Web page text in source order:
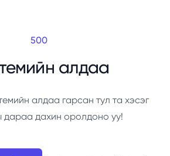
500
алдаа
алдаа гарсан тул та хэсэг
дараа дахин оролдоно уу!